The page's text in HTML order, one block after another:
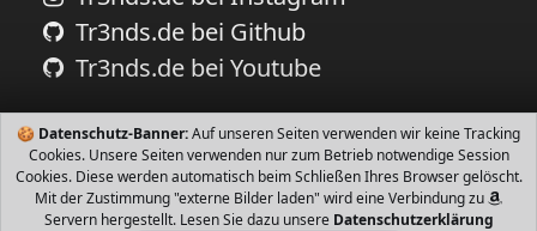
🍪 Datenschutz-Banner:Auf unseren Seiten verwenden wir keine Tracking
Cookies. Unsere Seiten verwenden nur zum Betrieb notwendige Session
Cookies. Diese werden automatisch beim Schließen Ihres Browser gelöscht.
Mit der Zustimmung "externe Bilder laden" wird eine Verbindung zu
Servern hergestellt. Lesen Sie dazu unsere Datenschutzerklärung
Tr3nds.de bei Github
Tr3nds.de bei Youtube